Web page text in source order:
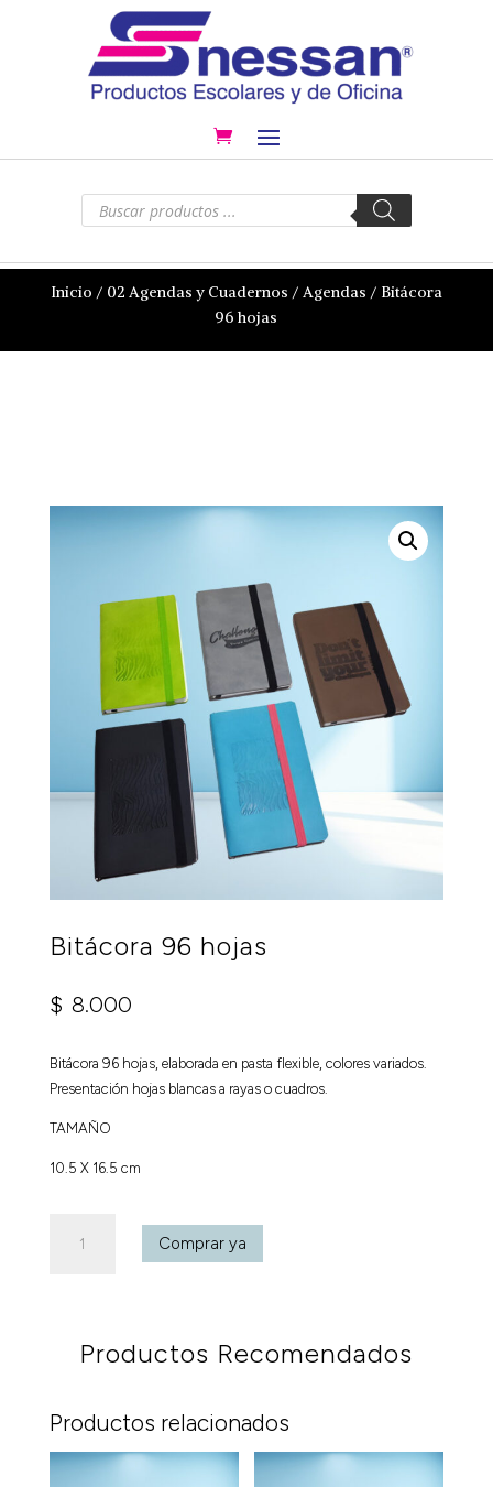
Búsqueda
productos
Inicio / 02 Agendas y Cuadernos / Agendas / Bitácora
96 hojas
Bitácora 96 hojas
$ 8.000
Bitácora 96 hojas, elaborada en pasta flexible, colores variados.
Presentación hojas blancas a rayas o cuadros.
TAMAÑO
10.5 X 16.5 cm
Comprar ya
Productos Recomendados
Productos relacionados